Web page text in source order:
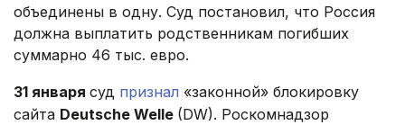
объединены в одну. Суд постановил, что Россия
должна выплатить родственникам погибших
суммарно 46 тыс. евро.
31 января суд признал «законной» блокировку
сайта Deutsche Welle (DW). Роскомнадзор